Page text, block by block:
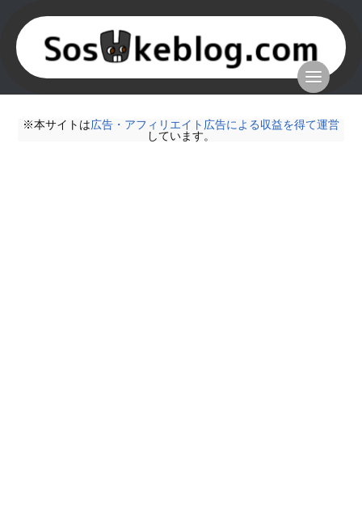
※本サイトは広告・アフィリエイト広告による収益を得て運営
しています。